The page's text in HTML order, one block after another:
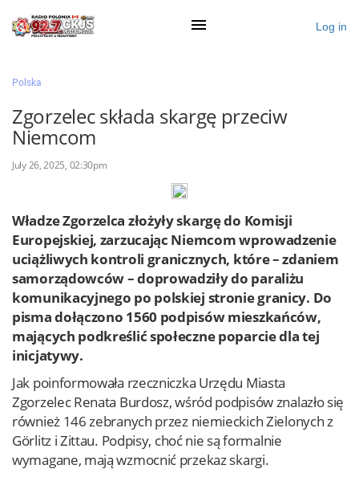
Ogłoś się
Działy
Zaloguj przez Clascal
×
Log in
Polska
Zgorzelec składa skargę przeciw
Niemcom
July 26, 2025, 02:30pm
Władze Zgorzelca złożyły skargę do Komisji
Europejskiej, zarzucając Niemcom wprowadzenie
uciążliwych kontroli granicznych, które – zdaniem
samorządowców – doprowadziły do paraliżu
komunikacyjnego po polskiej stronie granicy. Do
pisma dołączono 1560 podpisów mieszkańców,
mających podkreślić społeczne poparcie dla tej
inicjatywy.
Jak poinformowała rzeczniczka Urzędu Miasta
Zgorzelec Renata Burdosz, wśród podpisów znalazło się
również 146 zebranych przez niemieckich Zielonych z
Görlitz i Zittau. Podpisy, choć nie są formalnie
wymagane, mają wzmocnić przekaz skargi.